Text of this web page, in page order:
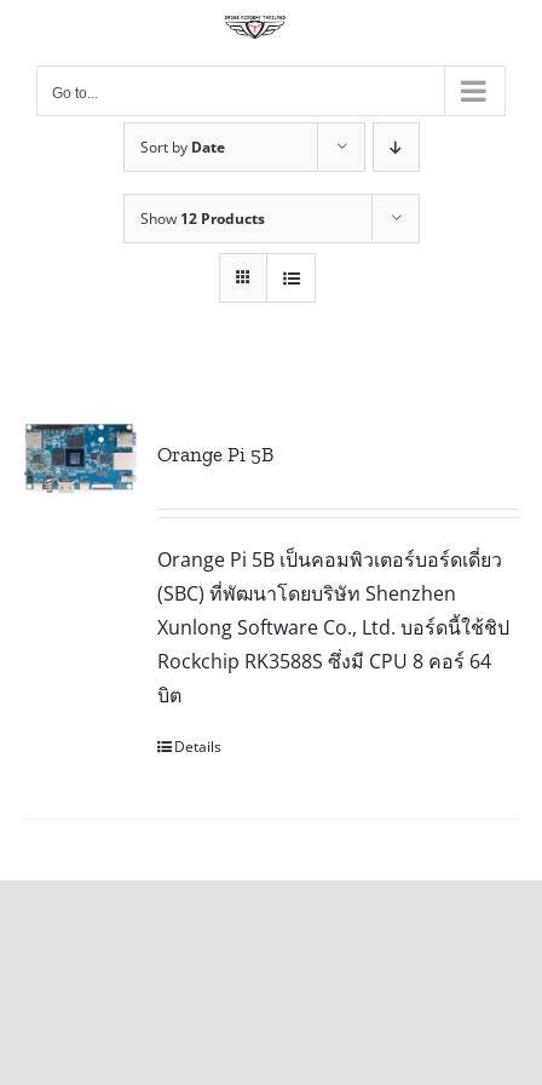
contentGo to...
Sort by Date
Show 12 Products
Orange Pi 5B
Orange Pi 5B เป็นคอมพิวเตอร์บอร์ดเดี่ยว
(SBC) ที่พัฒนาโดยบริษัท Shenzhen
Xunlong Software Co., Ltd. บอร์ดนี้ใช้ชิป
Rockchip RK3588S ซึ่งมี CPU 8 คอร์ 64
บิต
Details